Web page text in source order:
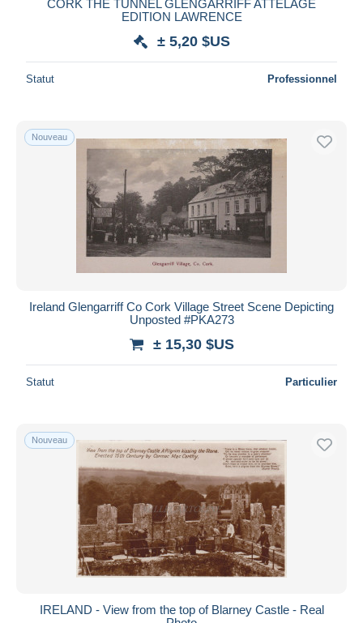
CORK THE TUNNEL GLENGARRIFF ATTELAGE
EDITION LAWRENCE
± 5,20 $US
Statut Professionnel
Nouveau
Ireland Glengarriff Co Cork Village Street Scene Depicting
Unposted #PKA273
± 15,30 $US
Statut Particulier
Nouveau
IRELAND - View from the top of Blarney Castle - Real